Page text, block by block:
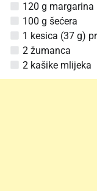
120 g margarina
100 g šećera
1 kesica (37 g)
2 žumanca
2 kašike mlijeka